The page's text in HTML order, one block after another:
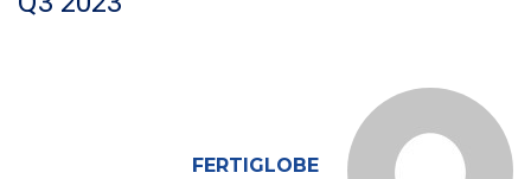
FERTIGLOBE